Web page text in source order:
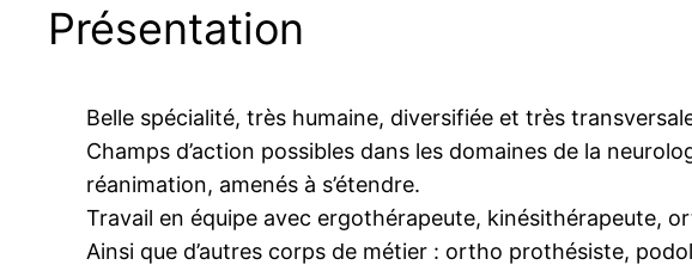
Présentation
Belle spécialité, très humaine, diversifiée et très
Champs d’action possibles dans les domaines de la
réanimation, amenés à s’étendre.
Travail en équipe avec ergothérapeute, kinésithérapeute,
Ainsi que d’autres corps de métier : ortho prothésiste,